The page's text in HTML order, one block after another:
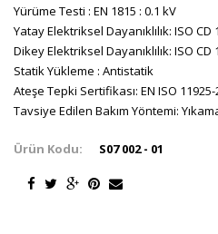
Yürüme Testi : EN 1815 : 0.1 kV
Yatay Elektriksel Dayanıklılık: ISO CD
Dikey Elektriksel Dayanıklılık: ISO CD
Statik Yükleme : Antistatik
Ateşe Tepki Sertifikası: EN ISO 11925-
Tavsiye Edilen Bakım Yöntemi:
Ürün Kodu: S07 002 - 01